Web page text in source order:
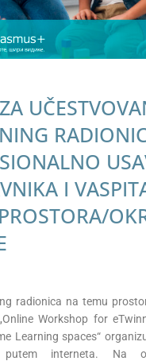
I
radionica na temu
Workshop for
Learning spaces“
interneta. Na